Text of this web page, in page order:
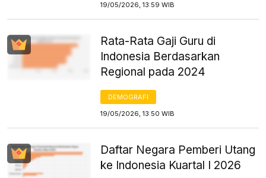
19/05/2026, 13:59 WIB
Rata-Rata Gaji Guru di
Indonesia Berdasarkan
Regional pada 2024
DEMOGRAFI
19/05/2026, 13:50 WIB
Daftar Negara Pemberi Utang
ke Indonesia Kuartal I 2026